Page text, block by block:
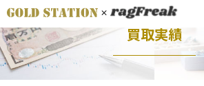
買取実績